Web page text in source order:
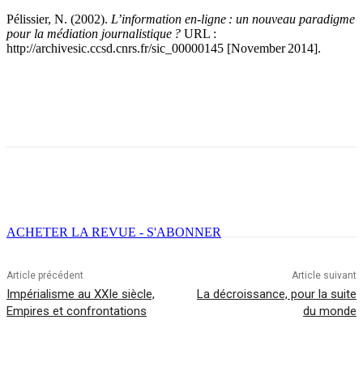
Pélissier, N. (2002). L’information en-ligne : un nouveau paradigme
pour la médiation journalistique ? URL :
http://archivesic.ccsd.cnrs.fr/sic_00000145 [November 2014].
ACHETER LA REVUE - S'ABONNER
Article précédent
Impérialisme au XXIe siècle,
Empires et confrontations
Article suivant
La décroissance, pour la suite
du monde